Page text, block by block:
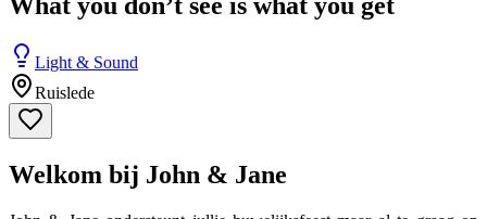
Light & Sound
Ruislede
Welkom bij John & Jane